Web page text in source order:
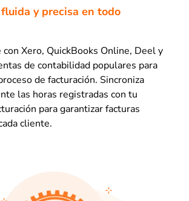
y precisa en todo
con Xero, QuickBooks Online, Deel y
de contabilidad populares para
de facturación. Sincroniza
las horas registradas con tu
para garantizar facturas
cliente.